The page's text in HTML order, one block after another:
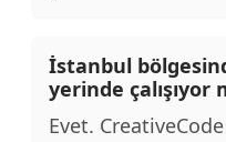
İstanbul
yerinde çalışıyor
Evet.